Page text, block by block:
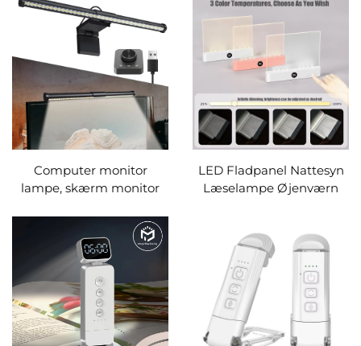
nattelys
nakkelampe til udendørs
løb
Computer monitor
lampe, skærm monitor
læsning LED bordlampe
med automatisk
formindskelse,
formindskelses lampe
LED Fladpanel Nattesyn
Læselampe Øjenværn
Nattelys Læselampe
Boglampe Indendørs